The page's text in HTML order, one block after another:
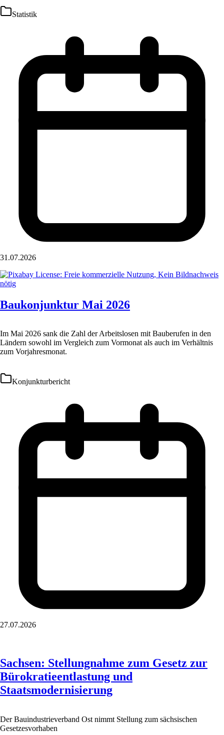
Statistik
31.07.2026
Baukonjunktur Mai 2026
Im Mai 2026 sank die Zahl der Arbeitslosen mit Bauberufen in den
Ländern sowohl im Vergleich zum Vormonat als auch im Verhältnis
zum Vorjahresmonat.
Konjunkturbericht
27.07.2026
Sachsen: Stellungnahme zum Gesetz zur
Bürokratieentlastung und
Staatsmodernisierung
Der Bauindustrieverband Ost nimmt Stellung zum sächsischen
Gesetzesvorhaben